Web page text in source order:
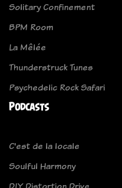
Solitary Confinement
BPM Room
La Mêlée
Thunderstruck Tunes
Psychedelic Rock Safari
Podcasts
C'est de la locale
Soulful Harmony